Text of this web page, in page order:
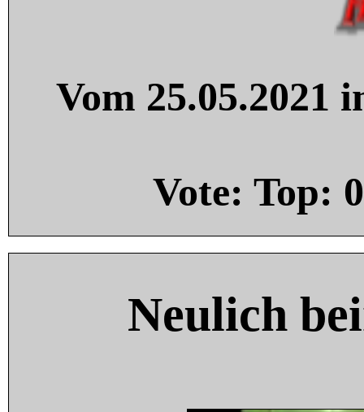
Vom 25.05.2021
Vote: Top: 0
Neulich